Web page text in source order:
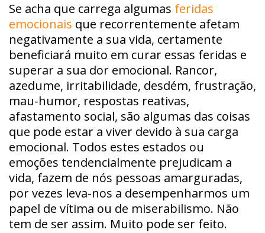
Se acha que carrega algumas feridas
emocionais que recorrentemente afetam
negativamente a sua vida, certamente
beneficiará muito em curar essas feridas e
superar a sua dor emocional. Rancor,
azedume, irritabilidade, desdém, frustração,
mau-humor, respostas reativas,
afastamento social, são algumas das coisas
que pode estar a viver devido à sua carga
emocional. Todos estes estados ou
emoções tendencialmente prejudicam a
vida, fazem de nós pessoas amarguradas,
por vezes leva-nos a desempenharmos um
papel de vítima ou de miserabilismo. Não
tem de ser assim. Muito pode ser feito.